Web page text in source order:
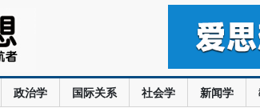
政治学 国际关系 社会学 新闻学